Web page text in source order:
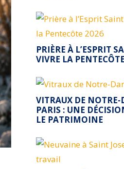
PRIÈRE À L’ESPRIT
VIVRE LA
VITRAUX DE NOTRE-
PARIS : UNE
LE PATRIMOINE